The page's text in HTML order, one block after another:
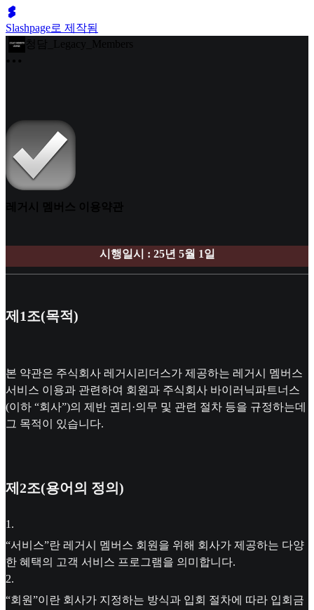
Slashpage로 제작됨
청담_Legacy_Members
레거시 멤버스 이용약관
시행일시 : 25년 5월 1일
제1조(목적)
본 약관은 주식회사 레거시리더스가 제공하는 레거시 멤버스
서비스 이용과 관련하여 회원과 주식회사 바이러닉파트너스
(이하 “회사”)의 제반 권리·의무 및 관련 절차 등을 규정하는데
그 목적이 있습니다.
제2조(용어의 정의)
1 .
“서비스”란 레거시 멤버스 회원을 위해 회사가 제공하는 다양
한 혜택의 고객 서비스 프로그램을 의미합니다.
2.
“회원”이란 회사가 지정하는 방식과 입회 절차에 따라 입회금